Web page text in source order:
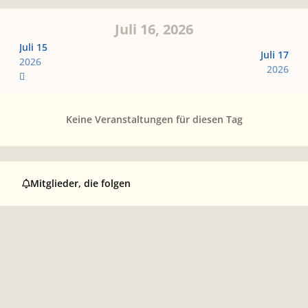
Juli 15
2026
Juli 16, 2026
Juli 17
2026
Keine Veranstaltungen für diesen Tag
Mitglieder, die folgen